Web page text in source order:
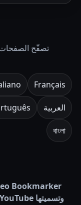
تصفّح
Français
العربية
বাংলা